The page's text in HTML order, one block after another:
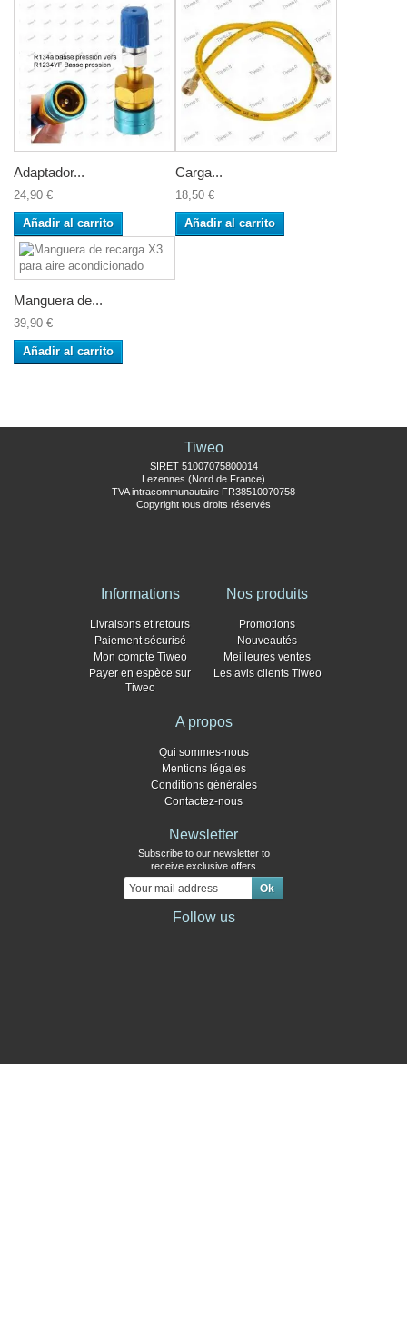
Adaptador...
24,90 €
Añadir al carrito
Carga...
18,50 €
Añadir al carrito
Manguera de...
39,90 €
Añadir al carrito
Tiweo
SIRET 51007075800014
Lezennes (Nord de France)
TVA intracommunautaire FR38510070758
Copyright tous droits réservés
Informations
Livraisons et retours
Paiement sécurisé
Mon compte Tiweo
Payer en espèce sur
Tiweo
Nos produits
Promotions
Nouveautés
Meilleures ventes
Les avis clients Tiweo
A propos
Qui sommes-nous
Mentions légales
Conditions générales
Contactez-nous
Newsletter
Subscribe to our newsletter to
receive exclusive offers
Follow us